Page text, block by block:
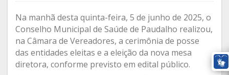
Na manhã desta quinta-feira, 5 de junho de 2025, o
Conselho Municipal de Saúde de Paudalho realizou,
na Câmara de Vereadores, a cerimônia de posse
das entidades eleitas e a eleição da nova mesa
diretora, conforme previsto em edital público.